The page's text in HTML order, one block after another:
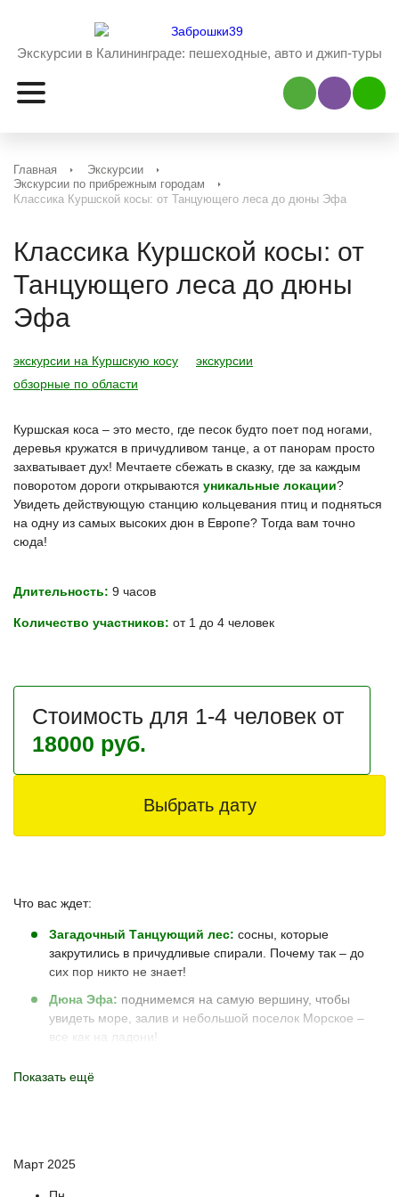
Экскурсии в Калининграде: пешеходные, авто и джип-туры
Наш ViberНаш
Главная
Экскурсии
Экскурсии по прибрежным городам
Классика Куршской косы: от Танцующего леса до дюны Эфа
Классика Куршской косы: от
Танцующего леса до дюны
Эфа
экскурсии на Куршскую косу
экскурсии
обзорные по области
Куршская коса – это место, где песок будто поет под ногами,
деревья кружатся в причудливом танце, а от панорам просто
захватывает дух! Мечтаете сбежать в сказку, где за каждым
поворотом дороги открываются уникальные локации?
Увидеть действующую станцию кольцевания птиц и подняться
на одну из самых высоких дюн в Европе? Тогда вам точно
сюда!
Длительность: 9 часов
Количество участников: от 1 до 4 человек
Стоимость для 1-4 человек от
18000 руб.
Выбрать дату
Что вас ждет:
Загадочный Танцующий лес: сосны, которые
закрутились в причудливые спирали. Почему так – до
сих пор никто не знает!
Дюна Эфа: поднимемся на самую вершину, чтобы
увидеть море, залив и небольшой поселок Морское –
все как на ладони!
бескрайним Балтийским морем с лучшей смотровой
песком…
Показать ещё
Март 2025